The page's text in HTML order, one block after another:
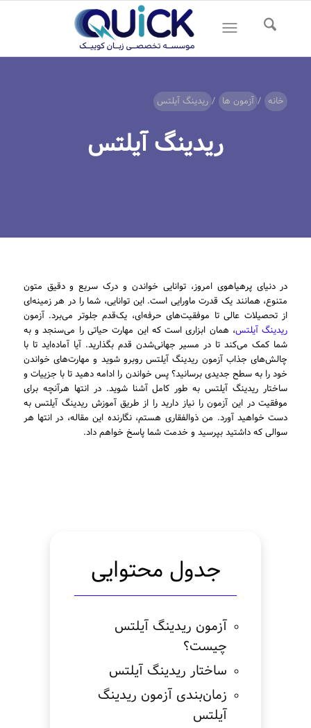
خانه / آزمون ها / ریدینگ آیلتس
ریدینگ آیلتس
در دنیای پرهیاهوی امروز، توانایی خواندن و درک سریع و دقیق متون
متنوع، همانند یک قدرت ماورایی است. این توانایی، شما را در هر زمینه‌ای
از تحصیلات عالی تا موفقیت‌های حرفه‌ای، یک‌قدم جلوتر می‌برد. آزمون
ریدینگ آیلتس، همان ابزاری است که این مهارت حیاتی را می‌سنجد و به
شما کمک می‌کند تا در مسیر جهانی‌شدن قدم بگذارید. آیا آماده‌اید تا با
چالش‌های جذاب آزمون ریدینگ آیلتس روبرو شوید و مهارت‌های خواندن
خود را به سطح جدیدی برسانید؟ پس خواندن را ادامه دهید تا با جزییات و
ساختار ریدینگ آیلتس به طور کامل آشنا شوید. در انتها هرآنچه برای
موفقیت در این آزمون را نیاز دارید را از طریق آموزش ریدینگ آیلتس به
دست خواهید آورد. من ذوالفقاری هستم، نگارنده این مقاله، در انتها هر
سوالی که داشتید بپرسید و خدمت شما پاسخ خواهم داد.
جدول محتوایی
آزمون ریدینگ آیلتس
چیست؟
ساختار ریدینگ آیلتس
زمان‌بندی آزمون ریدینگ
آیلتس